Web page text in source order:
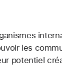
les
potentiel